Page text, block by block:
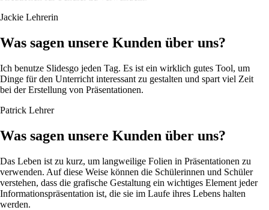
Jackie Lehrerin
Was sagen unsere Kunden über uns?
Ich benutze Slidesgo jeden Tag. Es ist ein wirklich gutes Tool, um
Dinge für den Unterricht interessant zu gestalten und spart viel Zeit
bei der Erstellung von Präsentationen.
Patrick Lehrer
Was sagen unsere Kunden über uns?
Das Leben ist zu kurz, um langweilige Folien in Präsentationen zu
verwenden. Auf diese Weise können die Schülerinnen und Schüler
verstehen, dass die grafische Gestaltung ein wichtiges Element jeder
Informationspräsentation ist, die sie im Laufe ihres Lebens halten
werden.